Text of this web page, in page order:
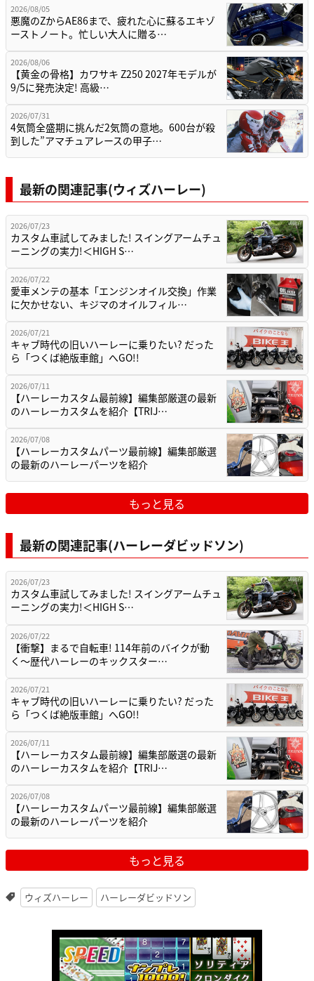
2026/08/05
悪魔のZからAE86まで、疲れた心に蘇るエキゾ
ーストノート。忙しい大人に贈る…
2026/08/06
【黄金の骨格】カワサキ Z250 2027年モデルが
9/5に発売決定! 高級…
2026/07/31
4気筒全盛期に挑んだ2気筒の意地。600台が殺
到した”アマチュアレースの甲子…
最新の関連記事(ウィズハーレー)
2026/07/23
カスタム車試してみました! スイングアームチュ
ーニングの実力!＜HIGH S…
2026/07/22
愛車メンテの基本「エンジンオイル交換」作業
に欠かせない、キジマのオイルフィル…
2026/07/21
キャブ時代の旧いハーレーに乗りたい? だった
ら「つくば絶版車館」へGO!!
2026/07/11
【ハーレーカスタム最前線】編集部厳選の最新
のハーレーカスタムを紹介【TRIJ…
2026/07/08
【ハーレーカスタムパーツ最前線】編集部厳選
の最新のハーレーパーツを紹介
もっと見る
最新の関連記事(ハーレーダビッドソン)
2026/07/23
カスタム車試してみました! スイングアームチュ
ーニングの実力!＜HIGH S…
2026/07/22
【衝撃】まるで自転車! 114年前のバイクが動
く〜歴代ハーレーのキックスター…
2026/07/21
キャブ時代の旧いハーレーに乗りたい? だった
ら「つくば絶版車館」へGO!!
2026/07/11
【ハーレーカスタム最前線】編集部厳選の最新
のハーレーカスタムを紹介【TRIJ…
2026/07/08
【ハーレーカスタムパーツ最前線】編集部厳選
の最新のハーレーパーツを紹介
もっと見る
ウィズハーレー ハーレーダビッドソン